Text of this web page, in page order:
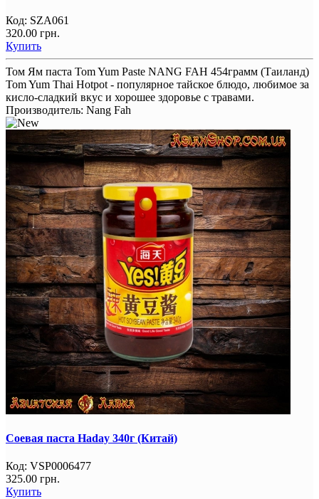
Код: SZA061
320.00 грн.
Купить
Том Ям паста Tom Yum Paste NANG FAH 454грамм (Таиланд)
Tom Yum Thai Hotpot - популярное тайское блюдо, любимое за
кисло-сладкий вкус и хорошее здоровье с травами.
Производитель: Nang Fah
Соевая паста Haday 340г (Китай)
Код: VSP0006477
325.00 грн.
Купить